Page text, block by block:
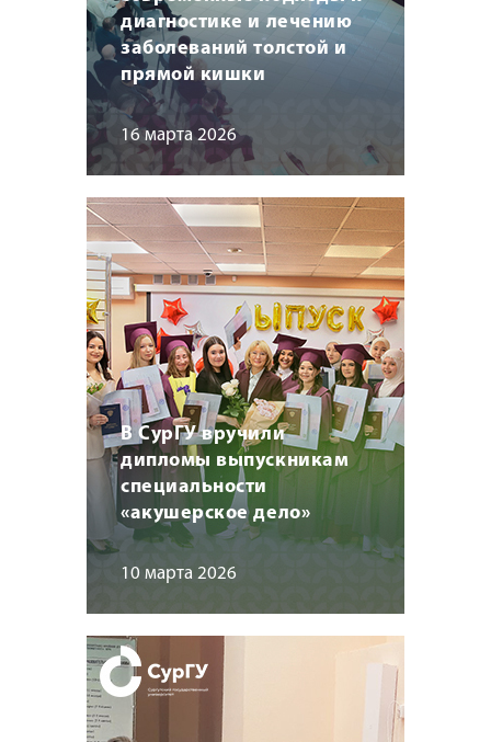
диагностике и лечению
заболеваний толстой и
прямой кишки
16 марта 2026
В СурГУ вручили
дипломы выпускникам
специальности
«акушерское дело»
10 марта 2026